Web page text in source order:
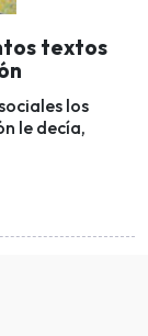
textos
los
le decía,